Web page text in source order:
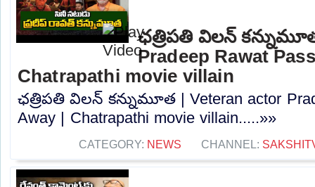
ఛత్రిపతి విలన్
Pradeep Rawat
Chatrapathi movie villain
ఛత్రిపతి విలన్ కన్నుమూత | Veteran actor
Away | Chatrapathi movie villain.....»»
CATEGORY: NEWS CHANNEL: